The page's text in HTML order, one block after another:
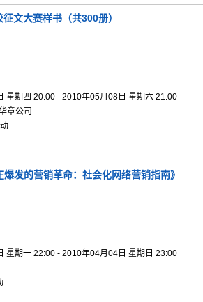
征文大赛样书（共300册）
星期四 20:00 - 2010年05月08日 星期六 21:00
章公司
爆发的营销革命：社会化网络营销指南》
星期一 22:00 - 2010年04月04日 星期日 23:00